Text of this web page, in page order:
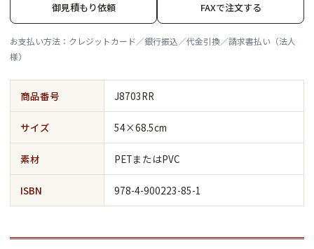
御見積もり依頼 FAXで注文する
お支払い方法：クレジットカード／銀行振込／代金引換／請求書払い（法人
様）
商品番号 J8703RR
サイズ 54×68.5cm
素材 PETまたはPVC
ISBN 978-4-900223-85-1